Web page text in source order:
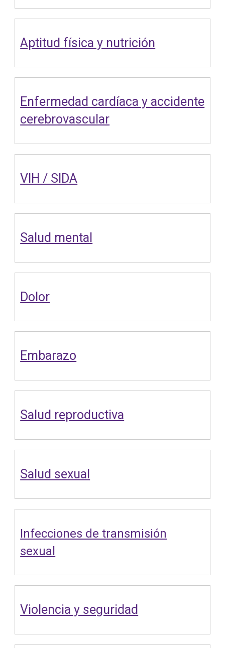
Aptitud física y nutrición
Enfermedad cardíaca y accidente
cerebrovascular
VIH / SIDA
Salud mental
Dolor
Embarazo
Salud reproductiva
Salud sexual
Infecciones de transmisión
sexual
Violencia y seguridad